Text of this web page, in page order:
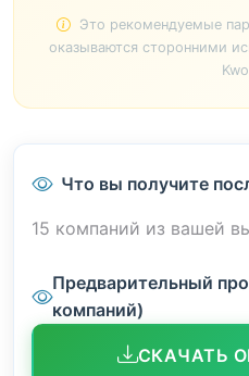
Это рекомендуемые
оказываются сторонними
Что вы получите
15 компаний из вашей
Предварительный
компаний)
СКАЧАТЬ